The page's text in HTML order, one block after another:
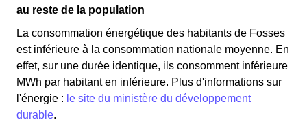
au reste de la population
La consommation énergétique des habitants de Fosses
est inférieure à la consommation nationale moyenne. En
effet, sur une durée identique, ils consomment inférieure
MWh par habitant en inférieure. Plus d'informations sur
l'énergie : le site du ministère du développement
durable.